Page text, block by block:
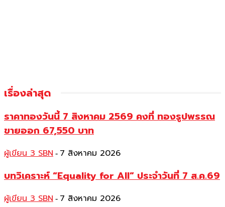
เรื่องล่าสุด
ราคาทองวันนี้ 7 สิงหาคม 2569 คงที่ ทองรูปพรรณ
ขายออก 67,550 บาท
ผู้เขียน 3 SBN - 7 สิงหาคม 2026
บทวิเคราะห์ “Equality for All” ประจำวันที่ 7 ส.ค.69
ผู้เขียน 3 SBN - 7 สิงหาคม 2026